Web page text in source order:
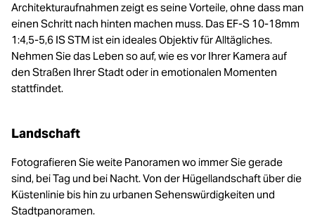
Architekturaufnahmen zeigt es seine Vorteile, ohne dass man
einen Schritt nach hinten machen muss. Das EF-S 10-18mm
1:4,5-5,6 IS STM ist ein ideales Objektiv für Alltägliches.
Nehmen Sie das Leben so auf, wie es vor Ihrer Kamera auf
den Straßen Ihrer Stadt oder in emotionalen Momenten
stattfindet.
Landschaft
Fotografieren Sie weite Panoramen wo immer Sie gerade
sind, bei Tag und bei Nacht. Von der Hügellandschaft über die
Küstenlinie bis hin zu urbanen Sehenswürdigkeiten und
Stadtpanoramen.